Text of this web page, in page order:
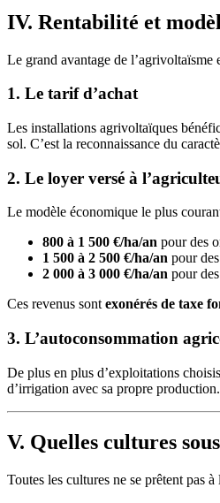
IV. Rentabilité et
Le grand avantage de l’agrivoltaïsme
1. Le tarif d’achat
Les installations agrivoltaïques
sol. C’est la reconnaissance du
2. Le loyer versé à
Le modèle économique le plus
800 à 1 500 €/ha/an pour des
1 500 à 2 500 €/ha/an pour
2 000 à 3 000 €/ha/an pour
Ces revenus sontexonérés de taxe
3. L’autoconsommation
De plus en plus d’exploitations
d’irrigation avec sa propre
V. Quelles cultures
Toutes les cultures ne se prêtent pas